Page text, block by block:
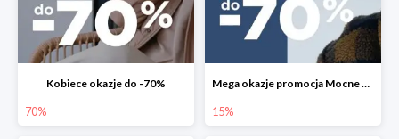
Kobiece okazje do -70%
70%
Mega okazje promocja Mocne marki do -70%
15%